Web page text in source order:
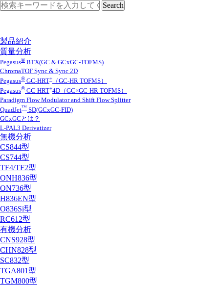
製品紹介
質量分析
Pegasus® BTX(GC & GCxGC-TOFMS)
ChromaTOF Sync & Sync 2D
Pegasus® GC-HRT+
（GC-HR TOFMS）
Pegasus® GC-HRT+4D（GC×GC-HR TOFMS）
Paradigm Flow Modulator and Shift Flow Splitter
QuadJet™ SD(GCxGC-FID)
GCxGCとは？
L-PAL3 Derivatizer
無機分析
CS844型
CS744型
TF4/TF2型
ONH836型
ON736型
H836EN型
O836Si型
RC612型
有機分析
CNS928型
CHN828型
SC832型
TGA801型
TGM800型